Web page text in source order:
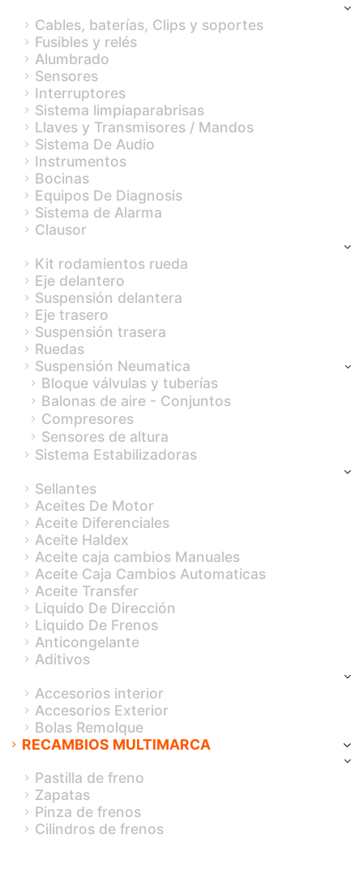
Cables, baterías, Clips y soportes
Fusibles y relés
Alumbrado
Sensores
Interruptores
Sistema limpiaparabrisas
Llaves y Transmisores / Mandos
Sistema De Audio
Instrumentos
Bocinas
Equipos De Diagnosis
Sistema de Alarma
Clausor
Kit rodamientos rueda
Eje delantero
Suspensión delantera
Eje trasero
Suspensión trasera
Ruedas
Suspensión Neumatica
Bloque válvulas y tuberías
Balonas de aire - Conjuntos
Compresores
Sensores de altura
Sistema Estabilizadoras
Sellantes
Aceites De Motor
Aceite Diferenciales
Aceite Haldex
Aceite caja cambios Manuales
Aceite Caja Cambios Automaticas
Aceite Transfer
Liquido De Dirección
Liquido De Frenos
Anticongelante
Aditivos
Accesorios interior
Accesorios Exterior
Bolas Remolque
RECAMBIOS MULTIMARCA
Pastilla de freno
Zapatas
Pinza de frenos
Cilindros de frenos